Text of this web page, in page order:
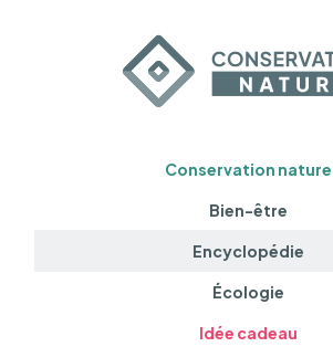
Conservation nature
Bien-être
Encyclopédie
Écologie
Idée cadeau